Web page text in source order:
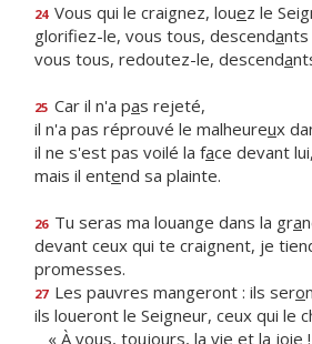
24 Vous qui le craignez, louez le
glorifiez-le, vous tous, descendants
vous tous, redoutez-le, descenda
25 Car il n'a pas rejeté,
il n'a pas réprouvé le malheureux
il ne s'est pas voilé la face devant lui,
mais il entend sa plainte.
26 Tu seras ma louange dans la gra
devant ceux qui te craignent, je
promesses.
27 Les pauvres mangeront : ils sero
ils loueront le Seigneur, ceux qui le
« À vous, toujours, la vie et la joie